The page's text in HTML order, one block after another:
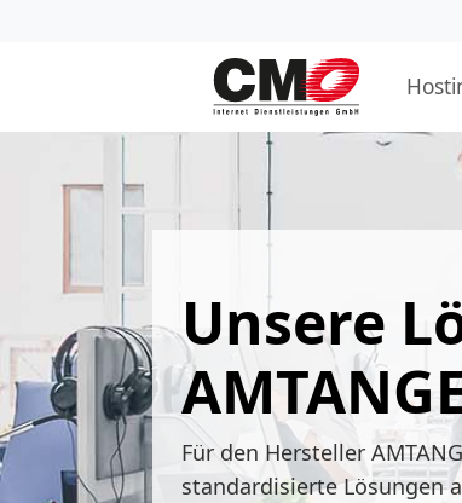
Unsere
Für den Hersteller
standardisierte Lösungen